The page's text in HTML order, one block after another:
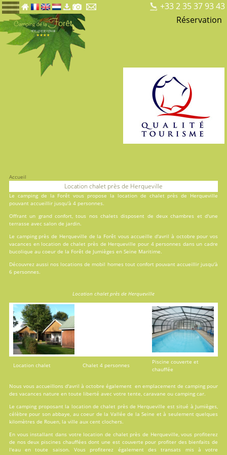
+33 2 35 37 93 43
Réservation
Accueil
Location chalet près de Herqueville
Le camping de la Forêt vous propose la location de chalet près de Herqueville
pouvant accueillir jusqu'à 4 personnes.
Offrant un grand confort, tous nos chalets disposent de deux chambres et d'une
terrasse avec salon de jardin.
Le camping près de Herqueville de la Forêt vous accueille d'avril à octobre pour vos
vacances en location de chalet près de Herqueville pour 4 personnes dans un cadre
bucolique au coeur de la Forêt de Jumièges en Seine Maritime.
Découvrez aussi nos locations de mobil homestout confort pouvant accueillir jusqu'à
6 personnes.
Location chalet près de Herqueville
Location chalet Chalet 4 personnes
Piscine couverte et
chauffée
Nous vous accueillons d'avril à octobre également en emplacement de camping pour
des vacances nature en toute liberté avec votre tente, caravane ou camping car.
Le camping proposant la location de chalet près de Herqueville est situé à Jumièges,
célèbre pour son abbaye, au coeur de la Vallée de la Seine et à seulement quelques
kilomètres de Rouen, la ville aux cent clochers.
En vous installant dans votre location de chalet près de Herqueville, vous profiterez
de nos deux piscines chauffées dont une est couverte pour profiter des bienfaits de
l'eau en toute saison. Vous profiterez également des transats mis à votre